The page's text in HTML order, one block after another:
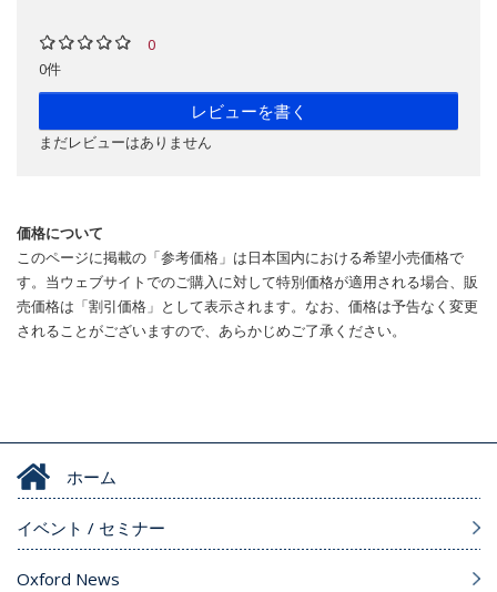
0
0件
レビューを書く
まだレビューはありません
価格について
このページに掲載の「参考価格」は日本国内における希望小売価格で
す。当ウェブサイトでのご購入に対して特別価格が適用される場合、販
売価格は「割引価格」として表示されます。なお、価格は予告なく変更
されることがございますので、あらかじめご了承ください。
ホーム
イベント / セミナー
Oxford News